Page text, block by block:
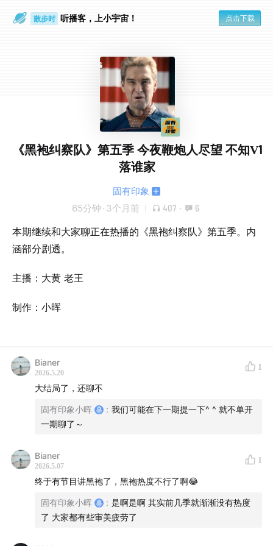
散步时 听播客，上小宇宙！ 点击下载
《黑袍纠察队》第五季 今夜鞭炮人尽望 不知V1
落谁家
固有印象
65分钟 · 3个月前 407 · 6
本期继续和大家聊正在热播的《黑袍纠察队》第五季。内
涵部分剧透。
主播：大黄 老王
制作：小晖
Bianer
2026.5.20
1
大结局了，还聊不
固有印象小晖 : 我们可能在下一期提一下^ ^ 就不单开
一期聊了～
Bianer
2026.5.07
1
终于有节目讲黑袍了，黑袍热度不行了啊😂
固有印象小晖 : 是啊是啊 其实前几季就渐渐没有热度
了 大家都有些审美疲劳了